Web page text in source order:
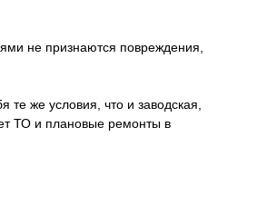
не признаются повреждения,
же условия, что и заводская,
ТО и плановые ремонты в